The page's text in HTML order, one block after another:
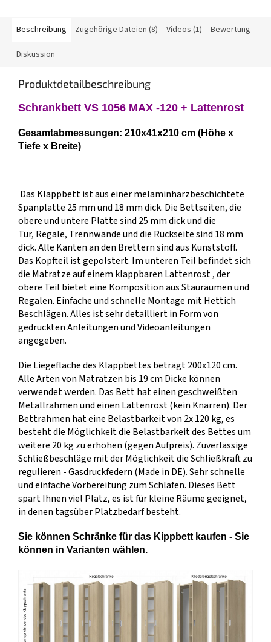
Beschreibung Zugehörige Dateien (8) Videos (1) Bewertung
Diskussion
Produktdetailbeschreibung
Schrankbett VS 1056 MAX -120 + Lattenrost
Gesamtabmessungen: 210x41x210 cm (Höhe x
Tiefe x Breite)
Das Klappbett ist aus einer melaminharzbeschichtete
Spanplatte 25 mm und 18 mm dick. Die Bettseiten, die
obere und untere Platte sind 25 mm dick und die
Tür, Regale, Trennwände und die Rückseite sind 18 mm
dick. Alle Kanten an den Brettern sind aus Kunststoff.
Das Kopfteil ist gepolstert. Im unteren Teil befindet sich
die Matratze auf einem klappbaren Lattenrost , der
obere Teil bietet eine Komposition aus Stauräumen und
Regalen. Einfache und schnelle Montage mit Hettich
Beschlägen. Alles ist sehr detailliert in Form von
gedruckten Anleitungen und Videoanleitungen
angegeben.
Die Liegefläche des Klappbettes beträgt 200x120 cm.
Alle Arten von Matratzen bis 19 cm Dicke können
verwendet werden. Das Bett hat einen geschweißten
Metallrahmen und einen Lattenrost (kein Knarren). Der
Bettrahmen hat eine Belastbarkeit von 2x 120 kg, es
besteht die Möglichkeit die Belastbarkeit des Bettes um
weitere 20 kg zu erhöhen (gegen Aufpreis). Zuverlässige
Schließbeschläge mit der Möglichkeit die Schließkraft zu
regulieren - Gasdruckfedern (Made in DE). Sehr schnelle
und einfache Vorbereitung zum Schlafen. Dieses Bett
spart Ihnen viel Platz, es ist für kleine Räume geeignet,
in denen tagsüber Platzbedarf besteht.
Sie können Schränke für das Kippbett kaufen - Sie
können in Varianten wählen.